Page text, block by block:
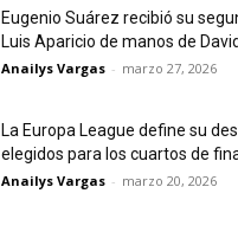
Eugenio Suárez recibió su
Luis Aparicio de manos de
Anailys Vargas - marzo 27, 2026
La Europa League define su
elegidos para los cuartos de
Anailys Vargas - marzo 20, 2026